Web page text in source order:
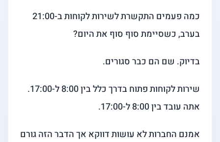
כמה פעמים התקשרת לשירות לקוחות ב-21:00
בערב, כשסיימת סוף סוף את היום?
בדיוק. שם הם כבר סגורים.
שירות לקוחות פתוח בדרך כלל בין 8:00 ל-17:00.
אתה עובד בין 8:00 ל-17:00.
אמנם החברות לא עושות דווקא אך הדבר הזה גורם